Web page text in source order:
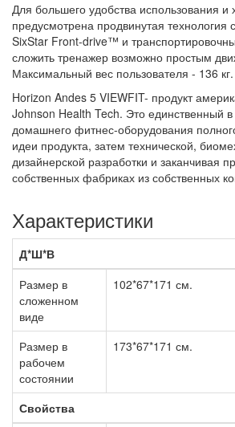
Для большего удобства использования и
предусмотрена продвинутая технология
SixStar Front-drive™ и
сложить тренажер возможно простым
Максимальный вес пользователя - 136 кг.
Horizon Andes 5 VIEWFIT- продукт
Johnson Health Tech. Это единственный
домашнего фитнес-оборудования
идеи продукта, затем технической,
дизайнерской разработки и заканчивая
собственных фабриках из собственных
Характеристики
Д*Ш*В
Размер в
сложенном
виде
102*67*171 см.
Размер в
рабочем
состоянии
173*67*171 см.
Свойства